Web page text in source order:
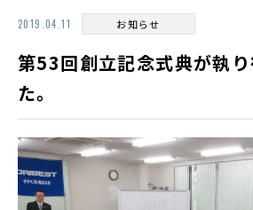
2019.04.11 お知らせ
第53回創立記念式典が執
た。